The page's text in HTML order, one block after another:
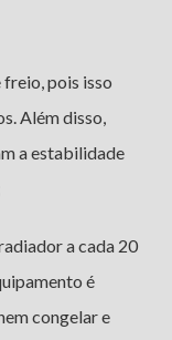
freio, pois isso
Além disso,
a estabilidade
a cada 20
é
congelar e